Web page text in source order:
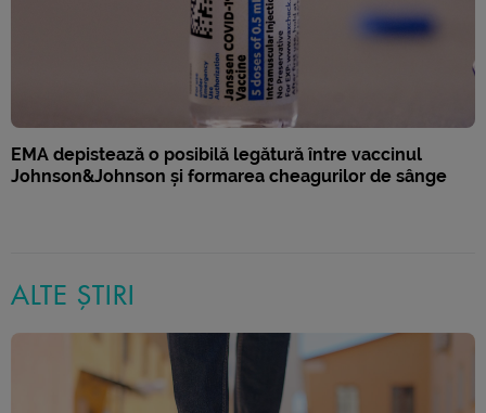
EMA depistează o posibilă legătură între vaccinul
Johnson&Johnson și formarea cheagurilor de sânge
ALTE ȘTIRI